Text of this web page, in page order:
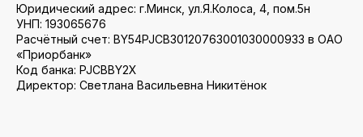
Юридический адрес: г.Минск, ул.Я.Колоса, 4, пом.5н
УНП: 193065676
Расчётный счет: BY54PJCB30120763001030000933 в ОАО
«Приорбанк»
Код банка: PJCBBY2X
Директор: Светлана Васильевна Никитёнок